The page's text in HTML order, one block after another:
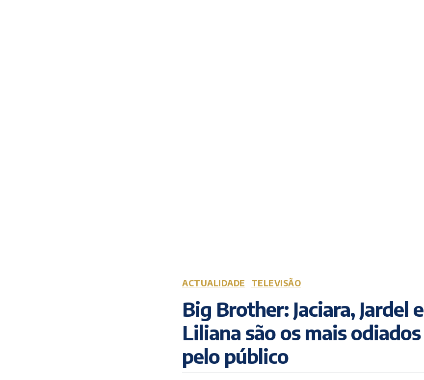
ACTUALIDADE TELEVISÃO
Big Brother: Jaciara, Jardel e
Liliana são os mais odiados
pelo público